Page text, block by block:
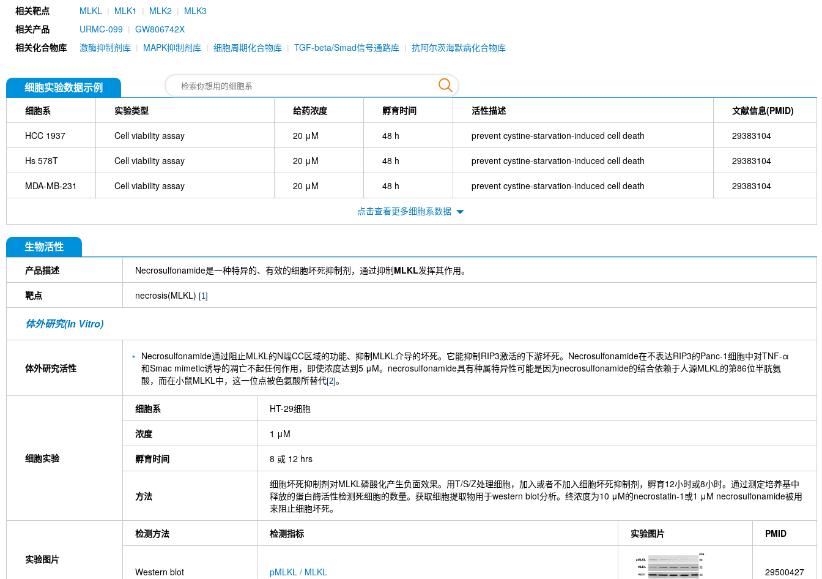
相关靶点 MLKL MLK1 MLK2
MLK3
相关产品
URMC-099
GW806742X
相关化合物库
激酶抑制剂库 MAPK抑制剂库 细胞周期化合物库 TGF-beta/Smad信号通路库 抗阿尔茨海默病化合物库
细胞实验数据示例
细胞系 实验类型 给药浓度 孵育时间 活性描述 文献信息(PMID)
HCC 1937 Cell viability assay 20 μM 48 h prevent cystine-starvation-induced cell death 29383104
Hs 578T Cell viability assay 20 μM 48 h prevent cystine-starvation-induced cell death 29383104
MDA-MB-231 Cell viability assay 20 μM 48 h prevent cystine-starvation-induced cell death 29383104
点击查看更多细胞系数据
生物活性
产品描述 Necrosulfonamide是一种特异的、有效的细胞坏死抑制剂，通过抑制MLKL发挥其作用。
靶点 necrosis(MLKL) [1]
体外研究(In Vitro)
体外研究活性
Necrosulfonamide通过阻止MLKL的N端CC区域的功能、抑制MLKL介导的坏死。它能抑制RIP3激活的下游坏死。Necrosulfonamide在不表达RIP3的Panc-1细胞中对TNF-α
和Smac mimetic诱导的凋亡不起任何作用，即使浓度达到5 μM。necrosulfonamide具有种属特异性可能是因为necrosulfonamide的结合依赖于人源MLKL的第86位半胱氨
酸，而在小鼠MLKL中，这一位点被色氨酸所替代[2]。
细胞实验
细胞系 HT-29细胞
浓度 1 μM
孵育时间 8 或 12 hrs
方法
细胞坏死抑制剂对MLKL磷酸化产生负面效果。用T/S/Z处理细胞，加入或者不加入细胞坏死抑制剂，孵育12小时或8小时。通过测定培养基中
释放的蛋白酶活性检测死细胞的数量。获取细胞提取物用于western blot分析。终浓度为10 μM的necrostatin-1或1 μM necrosulfonamide被用
来阻止细胞坏死。
实验图片
检测方法 检测指标 实验图片 PMID
Western blot pMLKL / MLKL 29500427